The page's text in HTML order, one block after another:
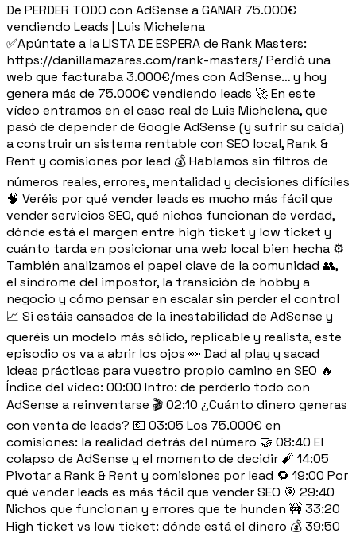
De PERDER TODO con AdSense a GANAR 75.000€
vendiendo Leads | Luis Michelena
✅​Apúntate a la LISTA DE ESPERA de Rank Masters:
https://danillamazares.com/rank-masters/ Perdió una
web que facturaba 3.000€/mes con AdSense… y hoy
genera más de 75.000€ vendiendo leads 🚀 En este
vídeo entramos en el caso real de Luis Michelena, que
pasó de depender de Google AdSense (y sufrir su caída)
a construir un sistema rentable con SEO local, Rank &
Rent y comisiones por lead 💰 Hablamos sin filtros de
números reales, errores, mentalidad y decisiones difíciles
🧠 Veréis por qué vender leads es mucho más fácil que
vender servicios SEO, qué nichos funcionan de verdad,
dónde está el margen entre high ticket y low ticket y
cuánto tarda en posicionar una web local bien hecha ⚙️
También analizamos el papel clave de la comunidad 👥,
el síndrome del impostor, la transición de hobby a
negocio y cómo pensar en escalar sin perder el control
📈 Si estáis cansados de la inestabilidad de AdSense y
queréis un modelo más sólido, replicable y realista, este
episodio os va a abrir los ojos 👀 Dad al play y sacad
ideas prácticas para vuestro propio camino en SEO 🔥
Índice del vídeo: 00:00 Intro: de perderlo todo con
AdSense a reinventarse 🎬 02:10 ¿Cuánto dinero generas
con venta de leads? 💶 03:05 Los 75.000€ en
comisiones: la realidad detrás del número 🤝 08:40 El
colapso de AdSense y el momento de decidir 🧨 14:05
Pivotar a Rank & Rent y comisiones por lead 🔁 19:00 Por
qué vender leads es más fácil que vender SEO 🎯 29:40
Nichos que funcionan y errores que te hunden 🚧 33:20
High ticket vs low ticket: dónde está el dinero 💰 39:50